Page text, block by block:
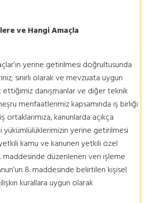
ve Hangi Amaçla
yerine getirilmesi doğrultusunda
sınırlı olarak ve mevzuata uygun
danışmanlar ve diğer teknik
menfaatlerimiz kapsamında iş birliği
kanunlarda açıkça
yerine getirilmesi
kamu ve kanunen yetkili özel
maddesinde düzenlenen veri işleme
8. maddesinde belirtilen kişisel
kurallara uygun olarak